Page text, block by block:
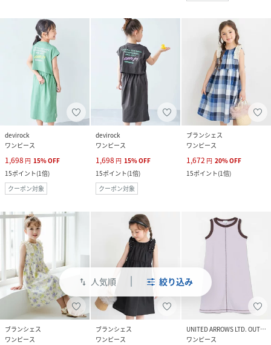
swap_vert 人気順 絞り込み
devirock
ワンピース
1,698 円 15%OFF
15ポイント(1倍)
クーポン対象
devirock
ワンピース
1,698 円 15%OFF
15ポイント(1倍)
クーポン対象
ブランシェス
ワンピース
1,672 円 20%OFF
15ポイント(1倍)
ブランシェス
ワンピース
ブランシェス
ワンピース
UNITED ARROWS LTD. OUTLET
ワンピース